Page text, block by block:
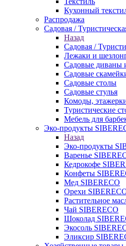
Кухонный
Распродажа
Садовая /
Назад
Садовая /
Лежаки и
Садовые диваны
Садовые
Садовые столы
Садовые стулья
Комоды,
Туристические
Мебель для
Эко-продукты
Назад
Эко-продукты
Варенье
Кедрокофе
Конфеты
Мед SIBERECO
Орехи
Растительное
Чай SIBERECO
Шоколад
Экосоль
Эликсир